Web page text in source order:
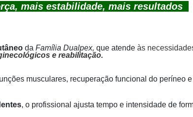
mais estabilidade, mais resultados
da Família Dualpex, que atende às
e reabilitação.
musculares, recuperação funcional do períneo
, o profissional ajusta tempo e intensidade de